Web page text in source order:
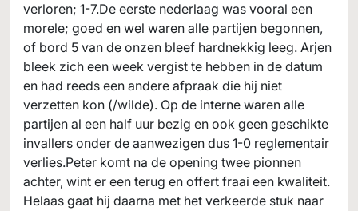
verloren; 1-7.De eerste nederlaag was vooral een
morele; goed en wel waren alle partijen begonnen,
of bord 5 van de onzen bleef hardnekkig leeg. Arjen
bleek zich een week vergist te hebben in de datum
en had reeds een andere afpraak die hij niet
verzetten kon (/wilde). Op de interne waren alle
partijen al een half uur bezig en ook geen geschikte
invallers onder de aanwezigen dus 1-0 reglementair
verlies.Peter komt na de opening twee pionnen
achter, wint er een terug en offert fraai een kwaliteit.
Helaas gaat hij daarna met het verkeerde stuk naar